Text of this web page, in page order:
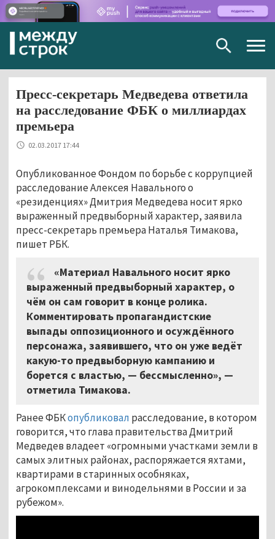
Пресс-секретарь Медведева ответила
на расследование ФБК о миллиардах
премьера
02.03.2017 17:44
Опубликованное Фондом по борьбе с коррупцией
расследование Алексея Навального о
«резиденциях» Дмитрия Медведева носит ярко
выраженный предвыборный характер, заявила
пресс-секретарь премьера Наталья Тимакова,
пишет РБК.
«Материал Навального носит ярко
выраженный предвыборный характер, о
чём он сам говорит в конце ролика.
Комментировать пропагандистские
выпады оппозиционного и осуждённого
персонажа, заявившего, что он уже ведёт
какую-то предвыборную кампанию и
борется с властью, — бессмысленно», —
отметила Тимакова.
Ранее ФБКопубликовал расследование, в котором
говорится, что глава правительства Дмитрий
Медведев владеет «огромными участками земли в
самых элитных районах, распоряжается яхтами,
квартирами в старинных особняках,
агрокомплексами и винодельнями в России и за
рубежом».